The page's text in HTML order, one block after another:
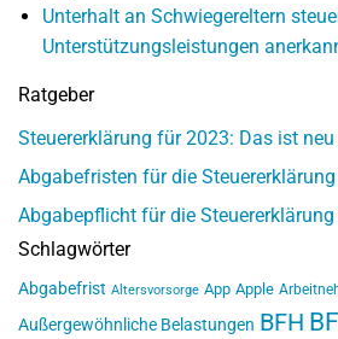
Unterhalt an Schwiegereltern
Unterstützungsleistungen
Ratgeber
Steuererklärung für 2023: Das ist neu
Abgabefristen für die Steuererklärung
Abgabepflicht für die Steuererklärung
Schlagwörter
Abgabefrist Altersvorsorge App Apple
Außergewöhnliche Belastungen BFH